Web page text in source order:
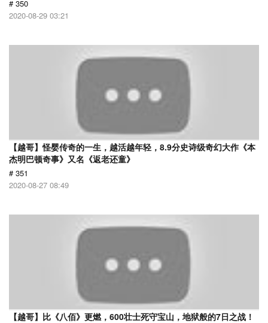
# 350
2020-08-29 03:21
【越哥】怪婴传奇的一生，越活越年轻，8.9分史诗级奇幻大作《本
杰明巴顿奇事》又名《返老还童》
# 351
2020-08-27 08:49
【越哥】比《八佰》更燃，600壮士死守宝山，地狱般的7日之战！